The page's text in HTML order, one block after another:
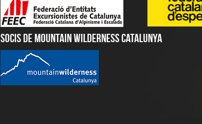
Socis de Mountain Wilderness Catalunya